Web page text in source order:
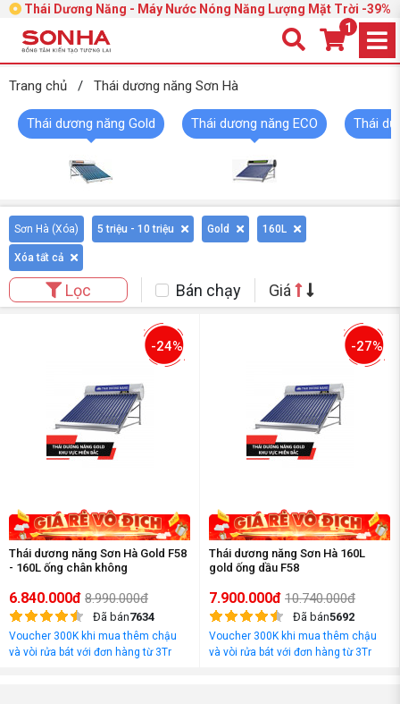
Thái Dương Năng - Máy Nước Nóng Năng Lượng Mặt Trời -39%
1
Trang chủ / Thái dương năng Sơn Hà
Thái dương năng Gold Thái dương năng ECO Thái
Sơn Hà (Xóa) 5 triệu - 10 triệu Gold 160L
Xóa tất cả
Lọc Bán chạy Giá
-24%
Thái dương năng Sơn Hà Gold F58
- 160L ống chân không
6.840.000đ 8.990.000đ
Đã bán7634
Voucher 300K khi mua thêm chậu
và vòi rửa bát với đơn hàng từ 3Tr
-27%
Thái dương năng Sơn Hà 160L
gold ống dầu F58
7.900.000đ 10.740.000đ
Đã bán5692
Voucher 300K khi mua thêm chậu
và vòi rửa bát với đơn hàng từ 3Tr